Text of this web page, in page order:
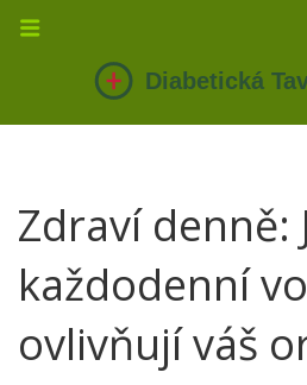
Zdraví denně:
každodenní
ovlivňují váš